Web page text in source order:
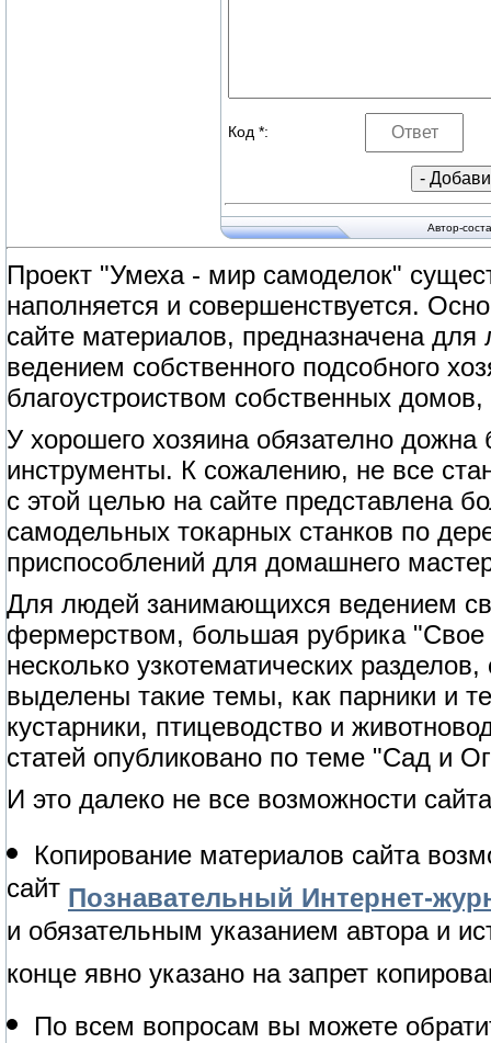
Код *:
Автор-
Проект "Умеха - мир самоделок"
наполняется и совершенствуется.
сайте материалов, предназначена
ведением собственного подсобного
благоустроиством собственных
У хорошего хозяина обязателно
инструменты. К сожалению, не все
с этой целью на сайте представлена
самодельных токарных станков по
приспособлений для домашнего
Для людей занимающихся ведением
фермерством, большая рубрика "Свое
несколько узкотематических
выделены такие темы, как парники и
кустарники, птицеводство и
статей опубликовано по теме "Сад и
И это далеко не все возможности
Копирование материалов сайта
сайт Познавательный Интернет-
и обязательным указанием автора и
конце явно указано на запрет
По всем вопросам вы можете